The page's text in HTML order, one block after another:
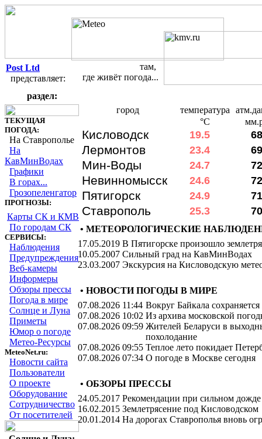
Post Ltd
представляет:
там,
где живёт погода...
раздел:
ТЕКУЩАЯ
ПОГОДА:
На Ставрополье
На
КавМинВодах
Графики
В горах...
Грозопеленгатор
ПРОГНОЗЫ:
Карты СК и КМВ
По городам СК
СЕРВИСЫ:
Наблюдения
Предупреждения
Веб-камеры
Информеры
Обзоры прессы
Погода в мире
Солнце и Луна
Приметы
Юмор о погоде
Метео-Ресурсы
MeteoNet.ru:
Новости сайта
Пользователи
О проекте
Оборудование
Сотрудничество
От посетителей
город
температура
°C
Кисловодск 19.5
Лермонтов 23.4
Мин-Воды 24.7
Невинномысск 24.6
Пятигорск 24.9
Ставрополь 25.3
• МЕТЕОРОЛОГИЧЕСКИЕ
17.05.2019 В Пятигорске произошло
10.05.2007 Сильный град на КавМинВодах
23.03.2007 Экскурсия на Кисловодскую
• НОВОСТИ ПОГОДЫ В МИРЕ
07.08.2026 11:44 Вокруг Байкала
07.08.2026 10:02 Из архива московской
07.08.2026 09:59 Жителей Беларуси в
похолодание
07.08.2026 09:55 Теплое лето покидает
07.08.2026 07:34 О погоде в Москве сегодня
• ОБЗОРЫ ПРЕССЫ
24.05.2017 Рекомендации при сильном
16.02.2015 Землетрясение под Кисловодском
20.01.2014 На дорогах Ставрополья вновь